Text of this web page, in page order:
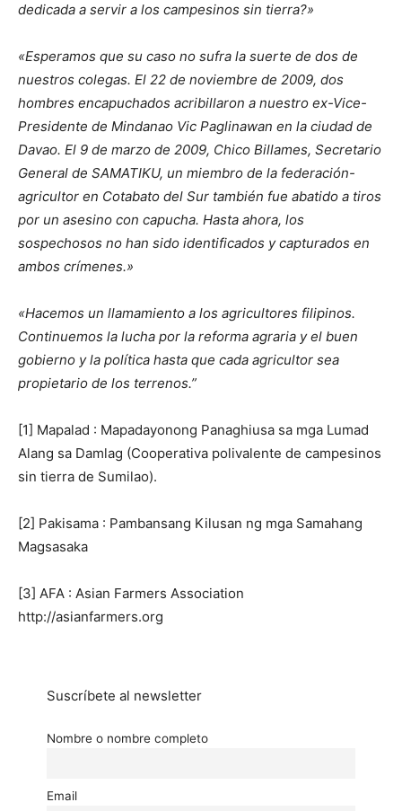
dedicada a servir a los campesinos sin tierra?»
«Esperamos que su caso no sufra la suerte de dos de
nuestros colegas. El 22 de noviembre de 2009, dos
hombres encapuchados acribillaron a nuestro ex-Vice-
Presidente de Mindanao Vic Paglinawan en la ciudad de
Davao. El 9 de marzo de 2009, Chico Billames, Secretario
General de SAMATIKU, un miembro de la federación-
agricultor en Cotabato del Sur también fue abatido a tiros
por un asesino con capucha. Hasta ahora, los
sospechosos no han sido identificados y capturados en
ambos crímenes.»
«Hacemos un llamamiento a los agricultores filipinos.
Continuemos la lucha por la reforma agraria y el buen
gobierno y la política hasta que cada agricultor sea
propietario de los terrenos.”
[1] Mapalad : Mapadayonong Panaghiusa sa mga Lumad
Alang sa Damlag (Cooperativa polivalente de campesinos
sin tierra de Sumilao).
[2] Pakisama : Pambansang Kilusan ng mga Samahang
Magsasaka
[3] AFA : Asian Farmers Association
http://asianfarmers.org
Suscríbete al newsletter
Nombre o nombre completo
Email